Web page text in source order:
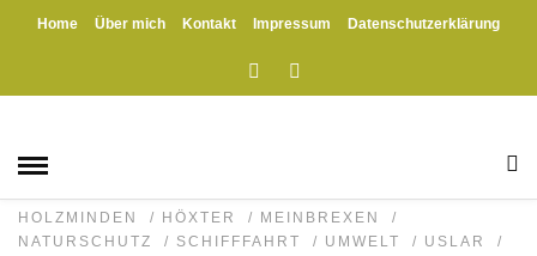
Home Über mich Kontakt Impressum
Datenschutzerklärung
Boffzen
BODENWERDER
HOLZMINDEN
/ HÖXTER / MEINBREXEN
/
NATURSCHUTZ
/ SCHIFFFAHRT / UMWELT / USLAR
/